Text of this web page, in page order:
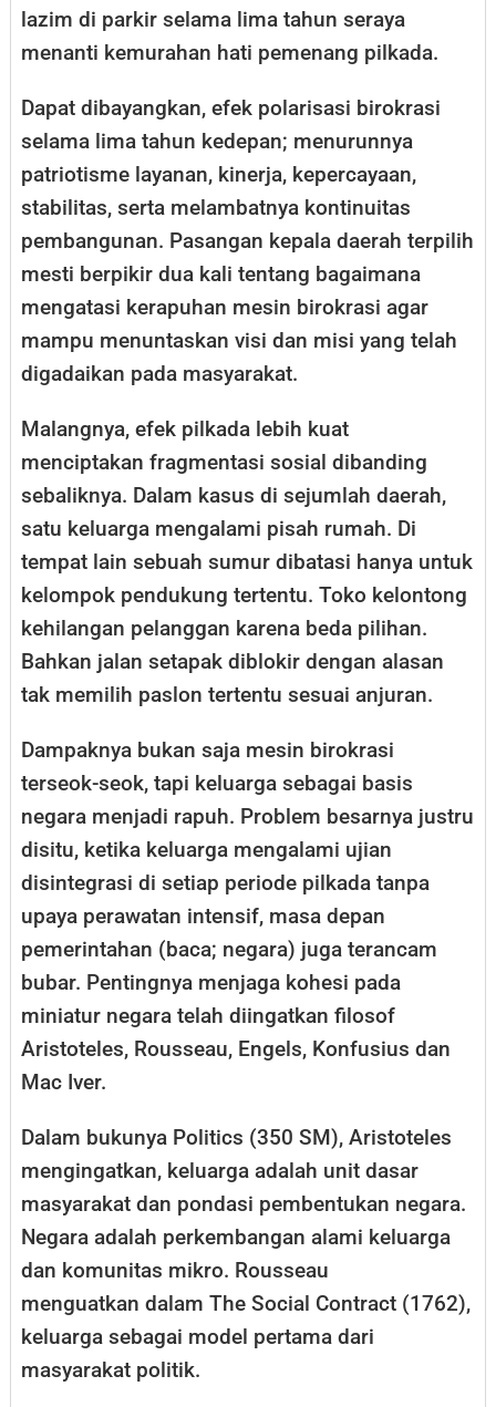
lazim di parkir selama lima tahun seraya
menanti kemurahan hati pemenang pilkada.
Dapat dibayangkan, efek polarisasi birokrasi
selama lima tahun kedepan; menurunnya
patriotisme layanan, kinerja, kepercayaan,
stabilitas, serta melambatnya kontinuitas
pembangunan. Pasangan kepala daerah terpilih
mesti berpikir dua kali tentang bagaimana
mengatasi kerapuhan mesin birokrasi agar
mampu menuntaskan visi dan misi yang telah
digadaikan pada masyarakat.
Malangnya, efek pilkada lebih kuat
menciptakan fragmentasi sosial dibanding
sebaliknya. Dalam kasus di sejumlah daerah,
satu keluarga mengalami pisah rumah. Di
tempat lain sebuah sumur dibatasi hanya untuk
kelompok pendukung tertentu. Toko kelontong
kehilangan pelanggan karena beda pilihan.
Bahkan jalan setapak diblokir dengan alasan
tak memilih paslon tertentu sesuai anjuran.
Dampaknya bukan saja mesin birokrasi
terseok-seok, tapi keluarga sebagai basis
negara menjadi rapuh. Problem besarnya justru
disitu, ketika keluarga mengalami ujian
disintegrasi di setiap periode pilkada tanpa
upaya perawatan intensif, masa depan
pemerintahan (baca; negara) juga terancam
bubar. Pentingnya menjaga kohesi pada
miniatur negara telah diingatkan filosof
Aristoteles, Rousseau, Engels, Konfusius dan
Mac Iver.
Dalam bukunya Politics (350 SM), Aristoteles
mengingatkan, keluarga adalah unit dasar
masyarakat dan pondasi pembentukan negara.
Negara adalah perkembangan alami keluarga
dan komunitas mikro. Rousseau
menguatkan dalam The Social Contract (1762),
keluarga sebagai model pertama dari
masyarakat politik.